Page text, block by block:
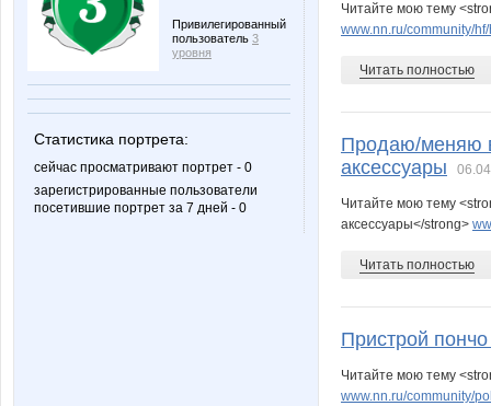
Привилегированный
пользователь 3
уровня
Статистика портрета:
сейчас просматривают портрет - 0
зарегистрированные пользователи
посетившие портрет за 7 дней - 0
Читайте мою тему
www.nn.ru/community/
Читать полностью
Продаю/меняю
аксессуары
Читайте мою тему
аксессуары</strong>
Читать полностью
Пристрой
Читайте мою тему
www.nn.ru/community/